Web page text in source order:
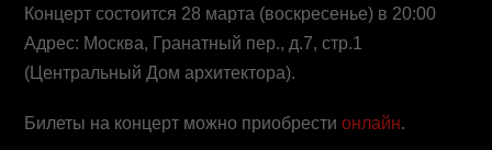
Концерт состоится 28 марта (воскресенье) в 20:00
Адрес: Москва, Гранатный пер., д.7, стр.1
(Центральный Дом архитектора).
Билеты на концерт можно приобрестионлайн.